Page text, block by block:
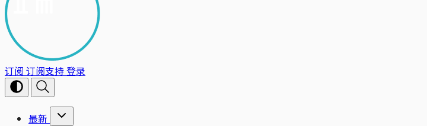
订阅 订阅支持登录
最新